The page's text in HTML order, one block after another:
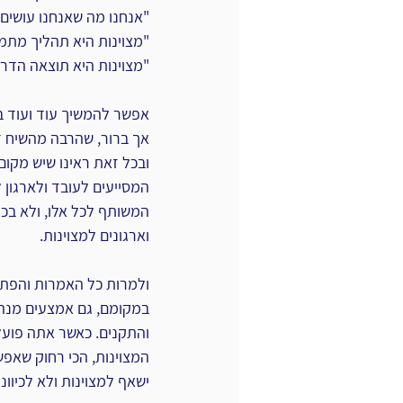
"אנחנו מה שאנחנו
"מצוינות היא תהליך
"מצוינות היא תוצאה
אפשר להמשיך עוד ועוד
אך ברור, שהרבה מהשיח
ובכל זאת ראינו שיש
המסייעים לעובד
המשותף לכל אלו, ולא
וארגונים למצוינות.
ולמרות כל האמרות
במקומם, גם אמצעים
והתקנים. כאשר אתה
המצוינות, הכי רחוק
ישאף למצוינות ולא